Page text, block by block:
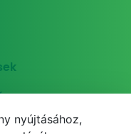
nyújtásához,